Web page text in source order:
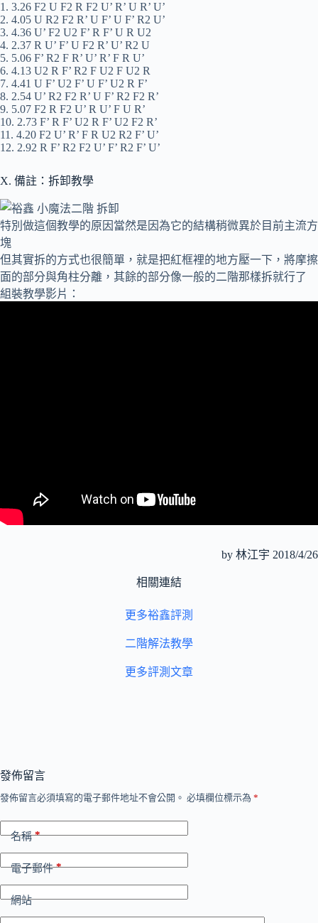
1. 3.26 F2 U F2 R F2 U’ R’ U R’ U’
2. 4.05 U R2 F2 R’ U F’ U F’ R2 U’
3. 4.36 U’ F2 U2 F’ R F’ U R U2
4. 2.37 R U’ F’ U F2 R’ U’ R2 U
5. 5.06 F’ R2 F R’ U’ R’ F R U’
6. 4.13 U2 R F’ R2 F U2 F U2 R
7. 4.41 U F’ U2 F’ U F’ U2 R F’
8. 2.54 U’ R2 F2 R’ U F’ R2 F2 R’
9. 5.07 F2 R F2 U’ R U’ F U R’
10. 2.73 F’ R F’ U2 R F’ U2 F2 R’
11. 4.20 F2 U’ R’ F R U2 R2 F’ U’
12. 2.92 R F’ R2 F2 U’ F’ R2 F’ U’
X. 備註：拆卸教學
特別做這個教學的原因當然是因為它的結構稍微異於目前主流方
塊
但其實拆的方式也很簡單，就是把紅框裡的地方壓一下，將摩擦
面的部分與角柱分離，其餘的部分像一般的二階那樣拆就行了
組裝教學影片：
by 林江宇 2018/4/26
相關連結
更多裕鑫評測
二階解法教學
更多評測文章
發佈留言
發佈留言必須填寫的電子郵件地址不會公開。 必填欄位標示為 *
名稱*
電子郵件*
網站